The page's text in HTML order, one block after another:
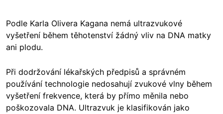
Podle Karla Olivera Kagana nemá ultrazvukové
vyšetření během těhotenství žádný vliv na DNA matky
ani plodu.
Při dodržování lékařských předpisů a správném
používání technologie nedosahují zvukové vlny během
vyšetření frekvence, která by přímo měnila nebo
poškozovala DNA. Ultrazvuk je klasifikován jako